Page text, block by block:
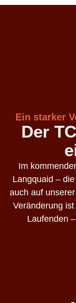
Ein starker
Der
Im
Langquaid –
auch auf
Veränderung
Laufenden